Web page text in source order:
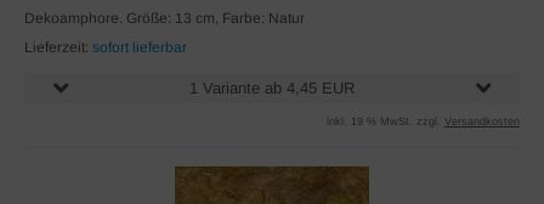
Dekoamphore. Größe: 13 cm, Farbe: Natur
Lieferzeit: sofort lieferbar
1 Variante ab 4,45 EUR
inkl. 19 % MwSt. zzgl. Versandkosten